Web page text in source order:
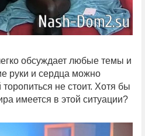
обсуждает любые темы и
руки и сердца можно
не стоит. Хотя бы
имеется в этой ситуации?